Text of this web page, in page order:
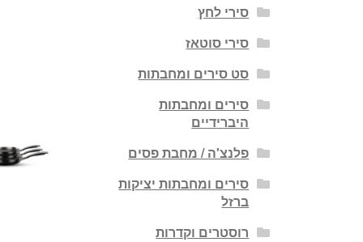
סירי לחץ
סירי סוטאז
סט סירים ומחבתות
סירים ומחבתות
היברידיים
פלנצ'ה / מחבת פסים
סירים ומחבתות יציקות
ברזל
רוסטרים וקדרות